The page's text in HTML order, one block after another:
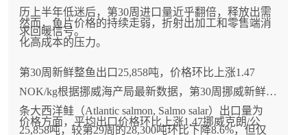
历上半年低迷后，第30周进口量近乎翻倍，释放出需
求回暖信号。
然而，鱼片价格的持续走弱，折射出加工和零售端消
化高成本的压力。
第30周新鲜整鱼出口25,858吨，价格环比上涨1.47
NOK/kg根据挪威海产局最新数据，第30周挪威新鲜整
条大西洋鲑（Atlantic salmon, Salmo salar）出口量为
25,858吨，较第29周的28,300吨环比下降8.6%，但仅
价格方面，平均出口价格环比上涨1.47挪威克朗/公